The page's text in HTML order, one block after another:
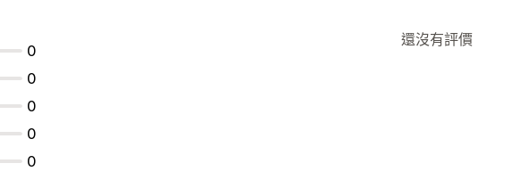
0
0
0
0
0
還沒有評價